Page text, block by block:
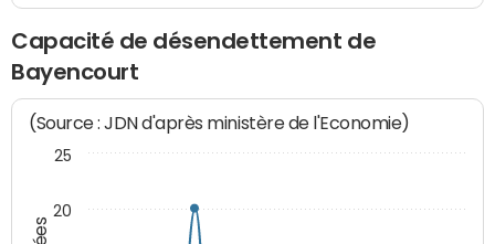
Capacité de désendettement de
Bayencourt
(Source : JDN d'après ministère de l'Economie)
20
25